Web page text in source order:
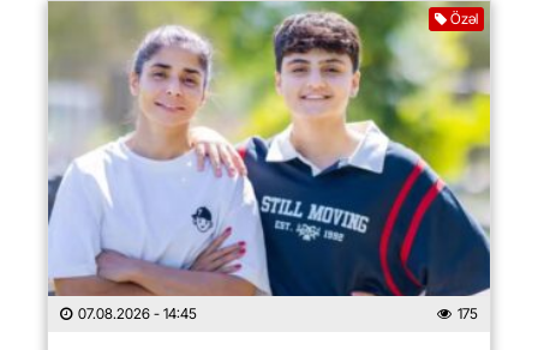
Özəl
07.08.2026 - 14:45 175